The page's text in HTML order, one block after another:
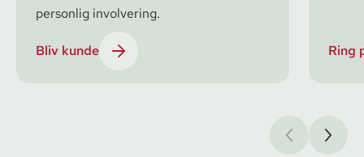
personlig involvering.
Bliv kunde Ring